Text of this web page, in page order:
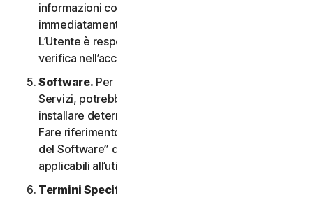
informazioni con altri e si impegna a riportare
immediatamente qualsiasi utilizzo non autorizzato.
L’Utente è responsabile di qualsiasi attività che si
verifica nell’account.
Software. Per accedere e utilizzare determinati
Servizi, potrebbe essere necessario scaricare e
installare determinati Software su un Dispositivo.
Fare riferimento alla clausola 3 - “Termini di Licenza
del Software” del CLS per i termini e le condizioni
applicabili all’utilizzo di tale Software.
Termini Specifici di alcuni Servizi.